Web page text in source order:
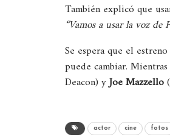
También explicó que
“Vamos a usar la voz
Se espera que el
puede cambiar.
Deacon) yJoe Mazzello
actor cine fotos